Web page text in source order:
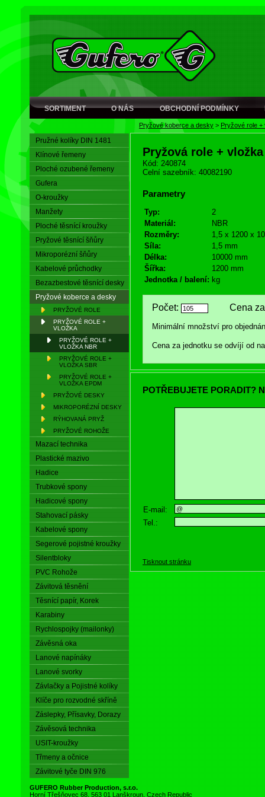
SORTIMENT O NÁS OBCHODNÍ PODMÍNKY
Pryžové koberce a desky > Pryžové role +
Pružné kolíky DIN 1481
Klínové řemeny
Ploché ozubené řemeny
Gufera
O-kroužky
Manžety
Ploché těsnící kroužky
Pryžové těsnící šňůry
Mikroporézní šňůry
Kabelové průchodky
Bezazbestové těsnící desky
Pryžové koberce a desky
PRYŽOVÉ ROLE
PRYŽOVÉ ROLE +
VLOŽKA
PRYŽOVÉ ROLE +
VLOŽKA NBR
PRYŽOVÉ ROLE +
VLOŽKA SBR
PRYŽOVÉ ROLE +
VLOŽKA EPDM
PRYŽOVÉ DESKY
MIKROPORÉZNÍ DESKY
RÝHOVANÁ PRYŽ
PRYŽOVÉ ROHOŽE
Mazací technika
Plastické mazivo
Hadice
Trubkové spony
Hadicové spony
Stahovací pásky
Kabelové spony
Segerové pojistné kroužky
Silentbloky
PVC Rohože
Závitová těsnění
Těsnící papír, Korek
Karabiny
Rychlospojky (mailonky)
Závěsná oka
Lanové napínáky
Lanové svorky
Závlačky a Pojistné kolíky
Klíče pro rozvodné skříně
Záslepky, Přísavky, Dorazy
Závěsová technika
USIT-kroužky
Třmeny a očnice
Závitové tyče DIN 976
Pryžová role + vložka
Kód: 240874
Celní sazebník: 40082190
Parametry
Typ:
2
Materiál:
NBR
Rozměry:
1,5 x 1200 x
Síla:
1,5 mm
Délka:
10000 mm
Šířka:
1200 mm
Jednotka / balení: kg
Počet: Cena za
Minimální množství pro
Cena za jednotku se odvíjí od
POTŘEBUJETE PORADIT?
E-mail:
Tel.:
Tisknout stránku
GUFERO Rubber Production, s.r.o.
Horní Třešňovec 68, 563 01 Lanškroun, Czech Republic